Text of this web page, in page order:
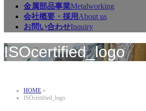
ば
す
金属部品事業Metalworking
会社概要・採用About us
お問い合わせInquiry
ISOcertified_logo
HOME »
ISOcertified_logo